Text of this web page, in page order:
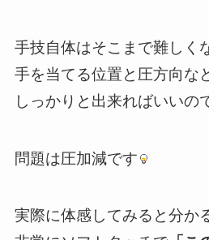
手技自体はそこまで難しく
手を当てる位置と圧方向な
しっかりと出来ればいいの
問題は圧加減です
実際に体感してみると分か